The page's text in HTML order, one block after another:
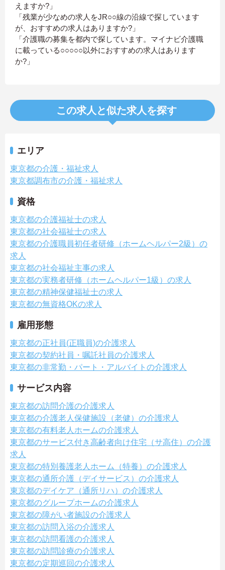
えますか?」
「残業が少なめの求人をJR○○線の沿線で探しています
が、おすすめの求人はありますか?」
「介護職の募集を都内で探しています。マイナビ介護職
に載っている○○○○○以外におすすめの求人はあります
か?」
この求人と似た求人を探す
エリア
東京都の介護・福祉求人
東京都調布市の介護・福祉求人
資格
東京都の介護福祉士の求人
東京都の社会福祉士の求人
東京都の介護職員初任者研修（ホームヘルパー2級）の
求人
東京都の社会福祉主事の求人
東京都の実務者研修（ホームヘルパー1級）の求人
東京都の精神保健福祉士の求人
東京都の無資格OKの求人
雇用形態
東京都の正社員(正職員)の介護求人
東京都の契約社員・嘱託社員の介護求人
東京都の非常勤・パート・アルバイトの介護求人
サービス内容
東京都の訪問介護の介護求人
東京都の介護老人保健施設（老健）の介護求人
東京都の有料老人ホームの介護求人
東京都のサービス付き高齢者向け住宅（サ高住）の介護
求人
東京都の特別養護老人ホーム（特養）の介護求人
東京都の通所介護（デイサービス）の介護求人
東京都のデイケア（通所リハ）の介護求人
東京都のグループホームの介護求人
東京都の障がい者施設の介護求人
東京都の訪問入浴の介護求人
東京都の訪問看護の介護求人
東京都の訪問診療の介護求人
東京都の定期巡回の介護求人